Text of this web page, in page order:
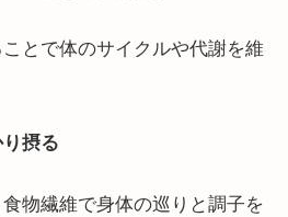
とで体のサイクルや代謝を維
摂る
物繊維で身体の巡りと調子を